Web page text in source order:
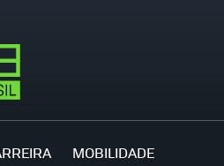
MOBILIDADE